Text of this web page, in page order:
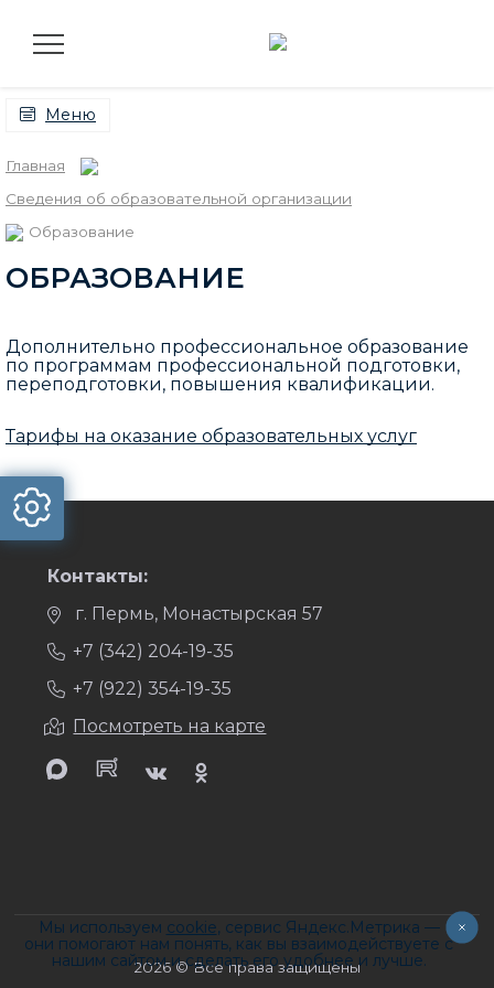
Меню
Главная
Сведения об образовательной организации
Образование
ОБРАЗОВАНИЕ
Дополнительно профессиональное образование
по программам профессиональной подготовки,
переподготовки, повышения квалификации.
Тарифы на оказание образовательных услуг
Контакты:
г. Пермь, Монастырская 57
+7 (342) 204-19-35
+7 (922) 354-19-35
Посмотреть на карте
2026 © Все права защищены
Мы используем cookie, сервис Яндекс.Метрика —
они помогают нам понять, как вы взаимодействуете с
нашим сайтом и сделать его удобнее и лучше.